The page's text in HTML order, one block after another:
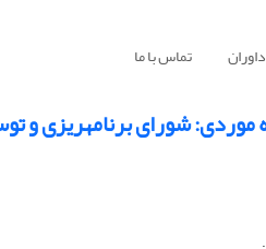
داوران تماس با ما